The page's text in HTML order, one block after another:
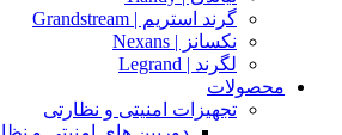
گرند استریم | Grandstream
نکسانز | Nexans
لگرند | Legrand
محصولات
تجهیزات امنیتی و نظارتی